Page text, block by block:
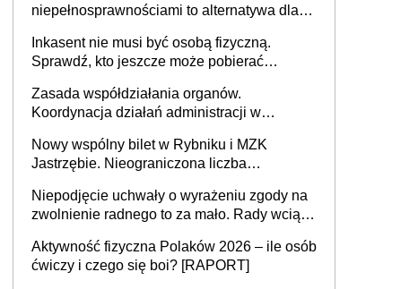
niepełnosprawnościami to alternatywa dla
samodzielnie lub z rodziną
Inkasent nie musi być osobą fizyczną.
Sprawdź, kto jeszcze może pobierać
Zasada współdziałania organów.
Koordynacja działań administracji w
Nowy wspólny bilet w Rybniku i MZK
Jastrzębie. Nieograniczona liczba
Niepodjęcie uchwały o wyrażeniu zgody na
zwolnienie radnego to za mało. Rady wciąż
rozstrzygać sprawy
Aktywność fizyczna Polaków 2026 – ile osób
ćwiczy i czego się boi? [RAPORT]